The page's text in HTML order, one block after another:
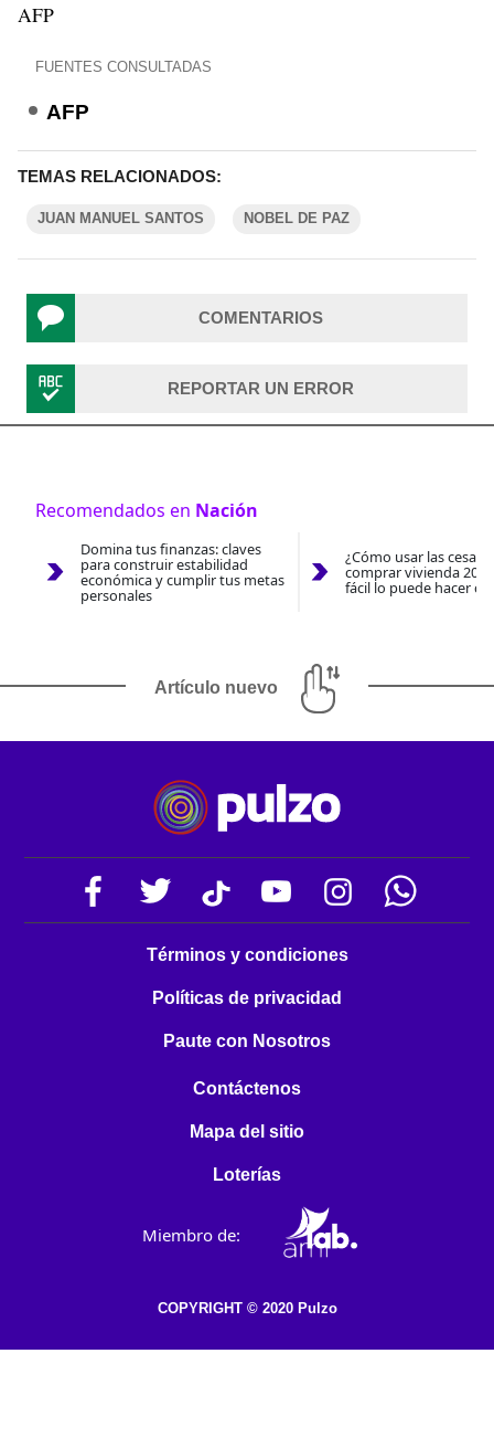
AFP
FUENTES CONSULTADAS
AFP
TEMAS RELACIONADOS:
JUAN MANUEL SANTOS NOBEL DE PAZ
COMENTARIOS
REPORTAR UN ERROR
Recomendados en Nación
Domina tus finanzas: claves
para construir estabilidad
económica y cumplir tus metas
personales
¿Cómo usar las
comprar vivienda
fácil lo puede hacer
Artículo nuevo
Términos y condiciones
Políticas de privacidad
Paute con Nosotros
Contáctenos
Mapa del sitio
Loterías
Miembro de:
COPYRIGHT © 2020 Pulzo